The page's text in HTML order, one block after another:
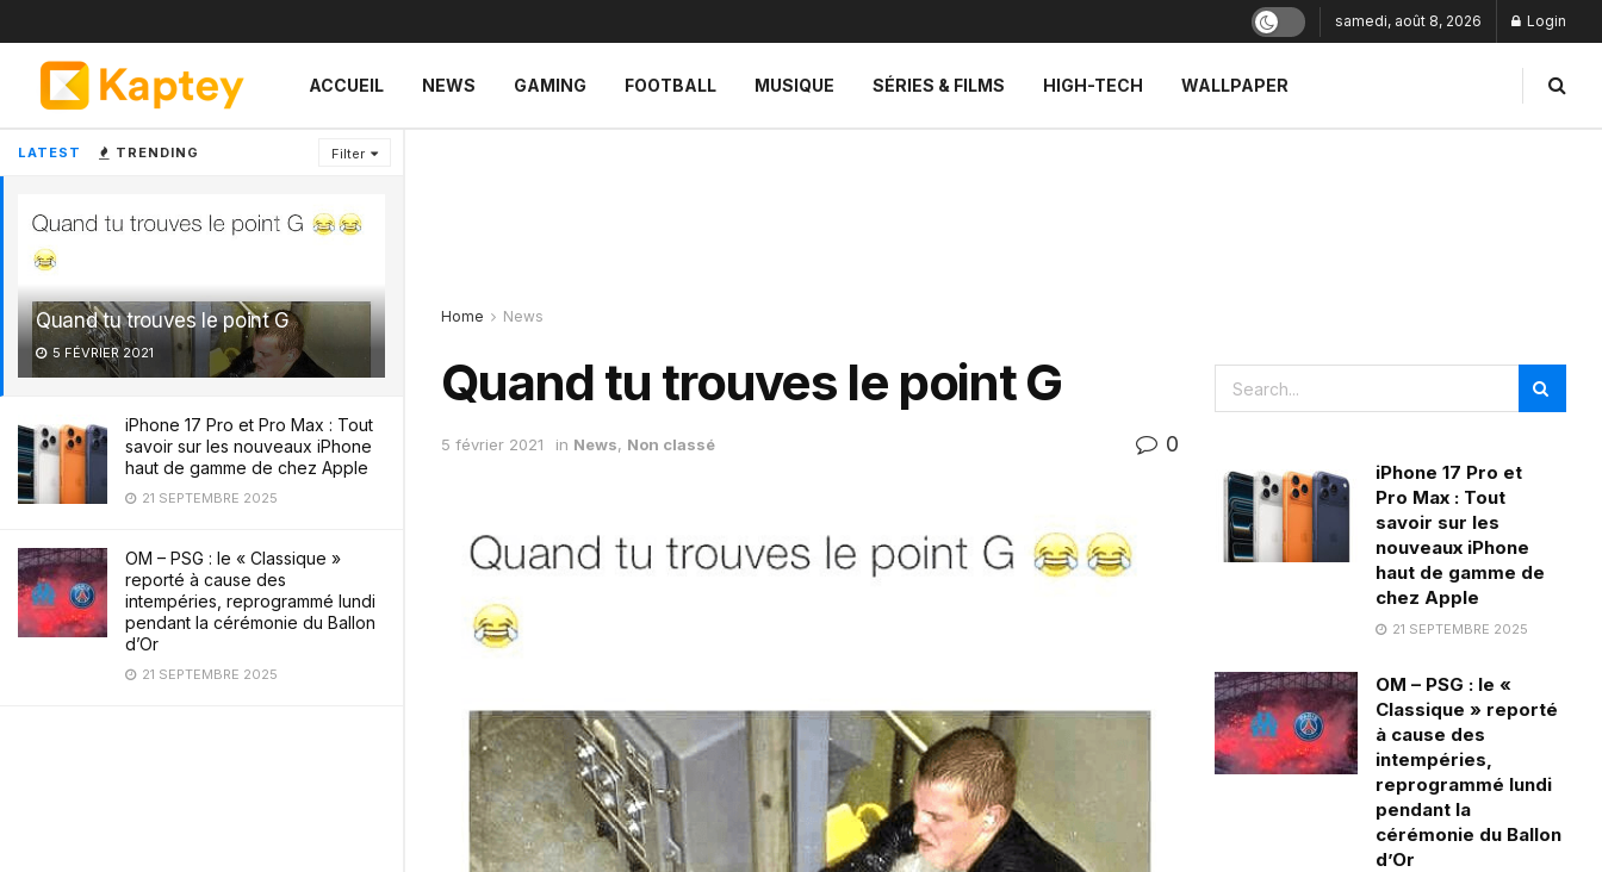
LATEST TRENDING Filter
Quand tu trouves le point G
5 FÉVRIER 2021
iPhone 17 Pro et Pro Max : Tout
savoir sur les nouveaux iPhone
haut de gamme de chez Apple
21 SEPTEMBRE 2025
OM – PSG : le « Classique »
reporté à cause des
intempéries, reprogrammé lundi
pendant la cérémonie du Ballon
d’Or
21 SEPTEMBRE 2025
samedi, août 8, 2026 Login
ACCUEIL NEWS GAMING FOOTBALL MUSIQUE SÉRIES & FILMS HIGH-TECH WALLPAPER
Home News
Quand tu trouves le point G
5 février 2021 in News, Non classé 0
iPhone 17 Pro et
Pro Max : Tout
savoir sur les
nouveaux iPhone
haut de gamme de
chez Apple
21 SEPTEMBRE 2025
OM – PSG : le «
Classique » reporté
à cause des
intempéries,
reprogrammé lundi
pendant la
cérémonie du Ballon
d’Or